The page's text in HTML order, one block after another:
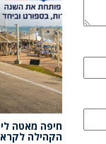
חיפה מאטה
הקהילה